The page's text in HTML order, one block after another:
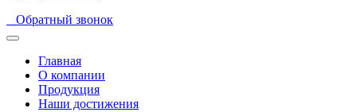
Обратный звонок
Главная
О компании
Продукция
Наши достижения